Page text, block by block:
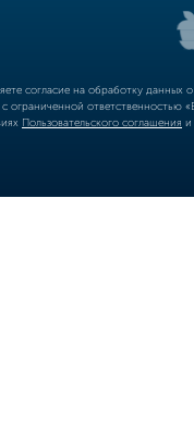
согласие на обработку
ограниченной
Пользовательского соглашения и